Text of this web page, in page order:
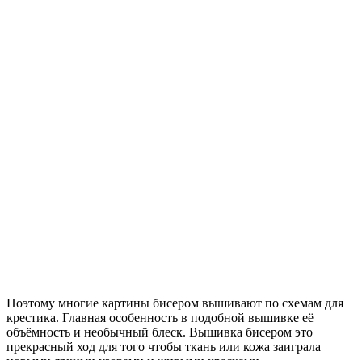
Поэтому многие картины бисером вышивают по схемам для
крестика. Главная особенность в подобной вышивке её
объёмность и необычный блеск. Вышивка бисером это
прекрасный ход для того чтобы ткань или кожа заиграла